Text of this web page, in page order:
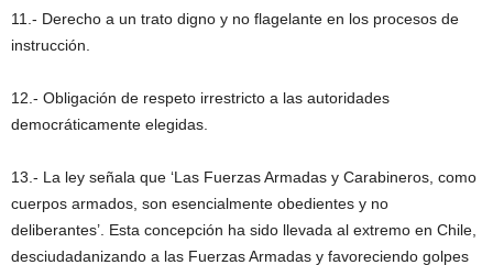
11.- Derecho a un trato digno y no flagelante en los procesos de
instrucción.
12.- Obligación de respeto irrestricto a las autoridades
democráticamente elegidas.
13.- La ley señala que ‘Las Fuerzas Armadas y Carabineros, como
cuerpos armados, son esencialmente obedientes y no
deliberantes’. Esta concepción ha sido llevada al extremo en Chile,
desciudadanizando a las Fuerzas Armadas y favoreciendo golpes